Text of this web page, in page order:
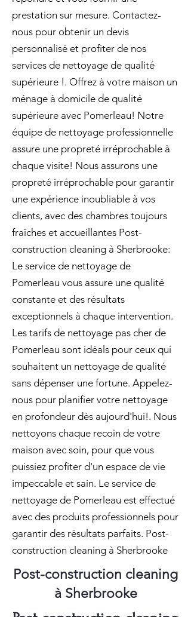
prestation sur mesure. Contactez-
nous pour obtenir un devis
personnalisé et profiter de nos
services de nettoyage de qualité
supérieure !. Offrez à votre maison un
ménage à domicile de qualité
supérieure avec Pomerleau! Notre
équipe de nettoyage professionnelle
assure une propreté irréprochable à
chaque visite! Nous assurons une
propreté irréprochable pour garantir
une expérience inoubliable à vos
clients, avec des chambres toujours
fraîches et accueillantes Post-
construction cleaning à Sherbrooke:
Le service de nettoyage de
Pomerleau vous assure une qualité
constante et des résultats
exceptionnels à chaque intervention.
Les tarifs de nettoyage pas cher de
Pomerleau sont idéals pour ceux qui
souhaitent un nettoyage de qualité
sans dépenser une fortune. Appelez-
nous pour planifier votre nettoyage
en profondeur dès aujourd'hui!. Nous
nettoyons chaque recoin de votre
maison avec soin, pour que vous
puissiez profiter d'un espace de vie
impeccable et sain. Le service de
nettoyage de Pomerleau est effectué
avec des produits professionnels pour
garantir des résultats parfaits. Post-
construction cleaning à Sherbrooke
Post-construction cleaning
à Sherbrooke